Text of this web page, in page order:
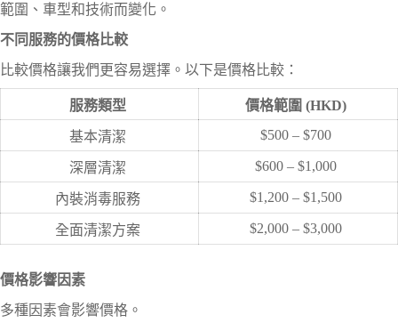
範圍、車型和技術而變化。
不同服務的價格比較
比較價格讓我們更容易選擇。以下是價格比較：
服務類型 價格範圍 (HKD)
基本清潔 $500 – $700
深層清潔 $600 – $1,000
內裝消毒服務 $1,200 – $1,500
全面清潔方案 $2,000 – $3,000
價格影響因素
多種因素會影響價格。